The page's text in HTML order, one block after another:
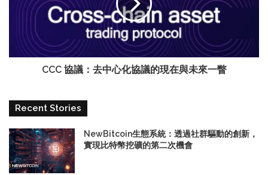
CCC 協議：去中心化協議的現在與未來一瞥
Recent Stories
NewBitcoin生態系統：透過社群驅動的創新，
實現比特幣挖礦的第二次機會